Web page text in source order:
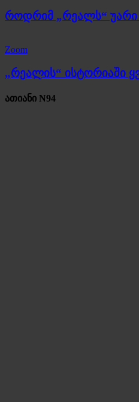
როდრიმ „რეალს“ უარი
Zoom
„რეალის“ ისტორიაში
ათიანი N94